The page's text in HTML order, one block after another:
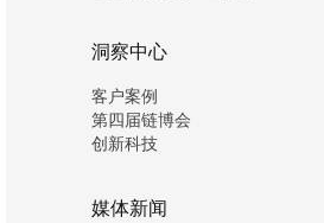
洞察中心
客户案例
第四届链博会
创新科技
媒体新闻